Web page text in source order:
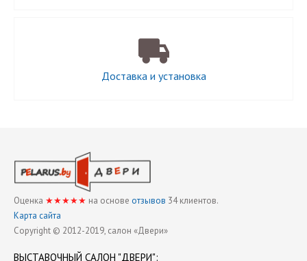
Доставка и установка
Оценка ★★★★★ на основе отзывов 34клиентов.
Карта сайта
Copyright © 2012-2019, cалон «Двери»
ВЫСТАВОЧНЫЙ САЛОН "ДВЕРИ":